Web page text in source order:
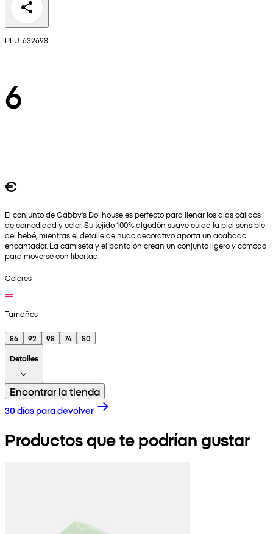
PLU: 632698
6
€
El conjunto de Gabby's Dollhouse es perfecto para llenar los días cálidos
de comodidad y color. Su tejido 100% algodón suave cuida la piel sensible
del bebé, mientras el detalle de nudo decorativo aporta un acabado
encantador. La camiseta y el pantalón crean un conjunto ligero y cómodo
para moverse con libertad.
Colores
Tamaños
86 92 98 74
80
Detalles
Encontrar la tienda
30 días para devolver
Productos que te podrían gustar